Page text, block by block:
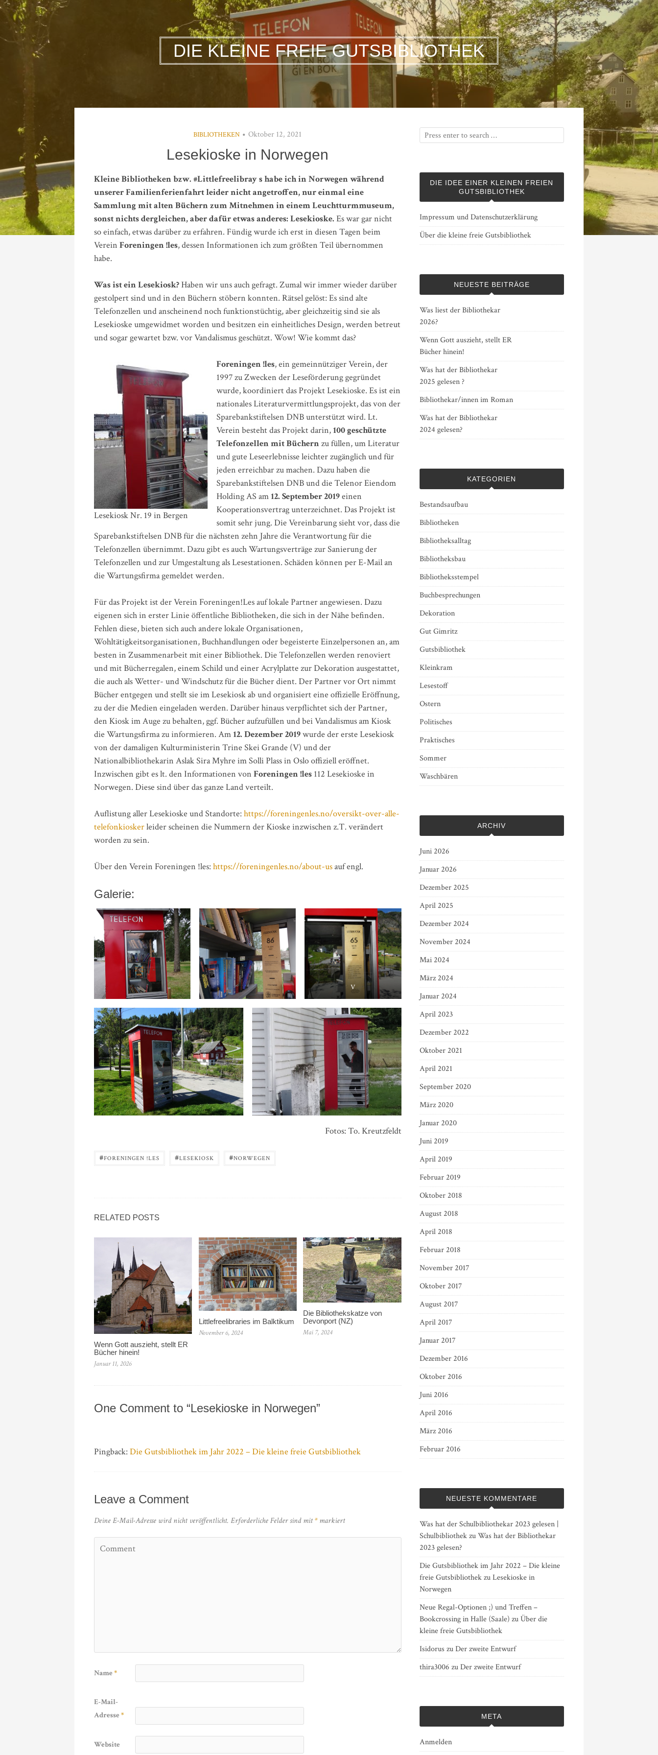
DIE KLEINE FREIE GUTSBIBLIOTHEK
BIBLIOTHEKEN Oktober 12, 2021
Lesekioske in Norwegen
Kleine Bibliotheken bzw. #Littlefreelibray s habe ich in Norwegen während
unserer Familienferienfahrt leider nicht angetroffen, nur einmal eine
Sammlung mit alten Büchern zum Mitnehmen in einem Leuchtturmmuseum,
sonst nichts dergleichen, aber dafür etwas anderes: Lesekioske. Es war gar nicht
so einfach, etwas darüber zu erfahren. Fündig wurde ich erst in diesen Tagen beim
Verein Foreningen !les, dessen Informationen ich zum größten Teil übernommen
habe.
Was ist ein Lesekiosk?Haben wir uns auch gefragt. Zumal wir immer wieder darüber
gestolpert sind und in den Büchern stöbern konnten. Rätsel gelöst: Es sind alte
Telefonzellen und anscheinend noch funktionstüchtig, aber gleichzeitig sind sie als
Lesekioske umgewidmet worden und besitzen ein einheitliches Design, werden betreut
und sogar gewartet bzw. vor Vandalismus geschützt. Wow! Wie kommt das?
Lesekiosk Nr. 19 in Bergen
Foreningen !les, ein gemeinnütziger Verein, der
1997 zu Zwecken der Leseförderung gegründet
wurde, koordiniert das Projekt Lesekioske. Es ist ein
nationales Literaturvermittlungsprojekt, das von der
Sparebankstiftelsen DNB unterstützt wird. Lt.
Verein besteht das Projekt darin,100 geschützte
Telefonzellen mit Büchernzu füllen, um Literatur
und gute Leseerlebnisse leichter zugänglich und für
jeden erreichbar zu machen. Dazu haben die
Sparebankstiftelsen DNB und die Telenor Eiendom
Holding AS am12. September 2019einen
Kooperationsvertrag unterzeichnet. Das Projekt ist
somit sehr jung. Die Vereinbarung sieht vor, dass die
Sparebankstiftelsen DNB für die nächsten zehn Jahre die Verantwortung für die
Telefonzellen übernimmt. Dazu gibt es auch Wartungsverträge zur Sanierung der
Telefonzellen und zur Umgestaltung als Lesestationen. Schäden können per E-Mail an
die Wartungsfirma gemeldet werden.
Für das Projekt ist der Verein Foreningen!Les auf lokale Partner angewiesen. Dazu
eigenen sich in erster Linie öffentliche Bibliotheken, die sich in der Nähe befinden.
Fehlen diese, bieten sich auch andere lokale Organisationen,
Wohltätigkeitsorganisationen, Buchhandlungen oder begeisterte Einzelpersonen an, am
besten in Zusammenarbeit mit einer Bibliothek. Die Telefonzellen werden renoviert
und mit Bücherregalen, einem Schild und einer Acrylplatte zur Dekoration ausgestattet,
die auch als Wetter- und Windschutz für die Bücher dient. Der Partner vor Ort nimmt
Bücher entgegen und stellt sie im Lesekiosk ab und organisiert eine offizielle Eröffnung,
zu der die Medien eingeladen werden. Darüber hinaus verpflichtet sich der Partner,
den Kiosk im Auge zu behalten, ggf. Bücher aufzufüllen und bei Vandalismus am Kiosk
die Wartungsfirma zu informieren. Am12. Dezember 2019wurde der erste Lesekiosk
von der damaligen Kulturministerin Trine Skei Grande (V) und der
Nationalbibliothekarin Aslak Sira Myhre im Solli Plass in Oslo offiziell eröffnet.
Inzwischen gibt es lt. den Informationen von Foreningen !les 112 Lesekioske in
Norwegen. Diese sind über das ganze Land verteilt.
Auflistung aller Lesekioske und Standorte: https://foreningenles.no/oversikt-over-alle-
telefonkioskerleider scheinen die Nummern der Kioske inzwischen z.T. verändert
worden zu sein.
Über den Verein Foreningen !les: https://foreningenles.no/about-usauf engl.
Galerie:
V
Fotos: To. Kreutzfeldt
#FORENINGEN !LES #LESEKIOSK #NORWEGEN
RELATED POSTS
Wenn Gott auszieht, stellt ER
Bücher hinein!
Januar 11, 2026
Littlefreelibraries im Balktikum
November 6, 2024
Die Bibliothekskatze von
Devonport (NZ)
Mai 7, 2024
One Comment to “Lesekioske in Norwegen”
Pingback: Die Gutsbibliothek im Jahr 2022 – Die kleine freie Gutsbibliothek
Leave a Comment
Deine E-Mail-Adresse wird nicht veröffentlicht. Erforderliche Felder sind mit*markiert
Name *
E-Mail-
Adresse *
Website
DIE IDEE EINER KLEINEN FREIEN
GUTSBIBLIOTHEK
Impressum und Datenschutzerklärung
Über die kleine freie Gutsbibliothek
NEUESTE BEITRÄGE
Was liest der Bibliothekar
2026?
Wenn Gott auszieht, stellt ER
Bücher hinein!
Was hat der Bibliothekar
2025 gelesen ?
Bibliothekar/innen im Roman
Was hat der Bibliothekar
2024 gelesen?
KATEGORIEN
Bestandsaufbau
Bibliotheken
Bibliotheksalltag
Bibliotheksbau
Bibliotheksstempel
Buchbesprechungen
Dekoration
Gut Gimritz
Gutsbibliothek
Kleinkram
Lesestoff
Ostern
Politisches
Praktisches
Sommer
Waschbären
ARCHIV
Juni 2026
Januar 2026
Dezember 2025
April 2025
Dezember 2024
November 2024
Mai 2024
März 2024
Januar 2024
April 2023
Dezember 2022
Oktober 2021
April 2021
September 2020
März 2020
Januar 2020
Juni 2019
April 2019
Februar 2019
Oktober 2018
August 2018
April 2018
Februar 2018
November 2017
Oktober 2017
August 2017
April 2017
Januar 2017
Dezember 2016
Oktober 2016
Juni 2016
April 2016
März 2016
Februar 2016
NEUESTE KOMMENTARE
Was hat der Schulbibliothekar 2023 gelesen |
SchulbibliothekzuWas hat der Bibliothekar
2023 gelesen?
Die Gutsbibliothek im Jahr 2022 – Die kleine
freie GutsbibliothekzuLesekioske in
Norwegen
Neue Regal-Optionen ;) und Treffen –
Bookcrossing in Halle (Saale) zuÜber die
kleine freie Gutsbibliothek
Isidorus zuDer zweite Entwurf
thira3006 zuDer zweite Entwurf
META
Anmelden